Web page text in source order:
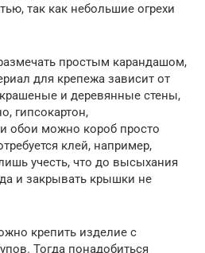
так как небольшие огрехи
простым карандашом,
для крепежа зависит от
и деревянные стены,
гипсокартон,
обои можно короб просто
клей, например,
учесть, что до высыхания
и закрывать крышки не
крепить изделие с
Тогда понадобиться